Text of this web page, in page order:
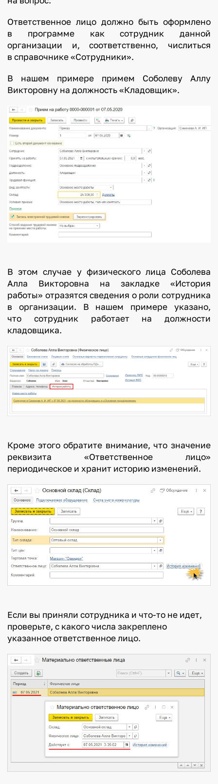
Ответственное лицо должно быть оформлено
в программе как сотрудник данной
организации и, соответственно, числиться
в справочнике «Сотрудники».
В нашем примере примем Соболеву Аллу
Викторовну на должность «Кладовщик».
В этом случае у физического лица Соболева
Алла Викторовна на закладке «История
работы» отразятся сведения о роли сотрудника
в организации. В нашем примере указано,
что сотрудник работает на должности
кладовщика.
Кроме этого обратите внимание, что значение
реквизита «Ответственное лицо»
периодическое и хранит историю изменений.
Если вы приняли сотрудника и что-то не идет,
проверьте, с какого числа закреплено
указанное ответственное лицо.